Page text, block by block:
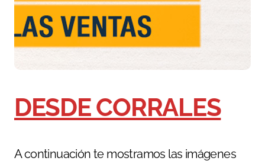
DESDE CORRALES
A continuación te mostramos las imágenes